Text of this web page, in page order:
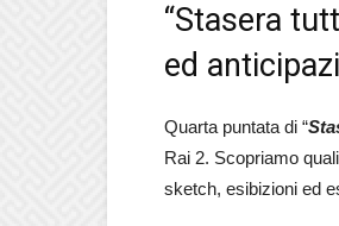
“Stasera
ed
Quarta puntata di “
Rai 2. Scopriamo
sketch, esibizioni ed